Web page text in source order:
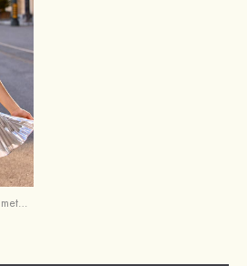
Vestido línea a escote en v metálico corto/mini vestido para homecoming